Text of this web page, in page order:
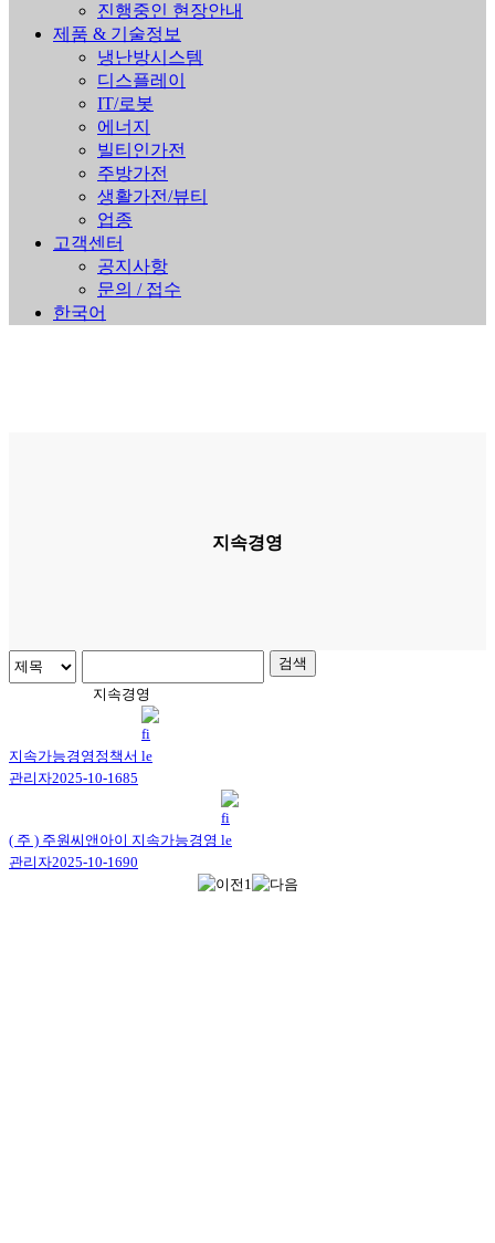
진행중인 현장안내
제품 & 기술정보
냉난방시스템
디스플레이
IT/로봇
에너지
빌티인가전
주방가전
생활가전/뷰티
업종
고객센터
공지사항
문의 / 접수
한국어
지속경영
지속경영
검색
지속경영
지속가능경영정책서
관리자2025-10-1685
( 주 ) 주원씨앤아이 지속가능경영
관리자2025-10-1690
1